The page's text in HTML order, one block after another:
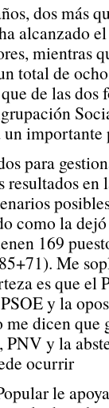
dos más
alcanzado
mientras
total de
de las dos
para
resultados en
como la
169
Me
es que el
y la
dicen que
PNV y la
ocurrir
le